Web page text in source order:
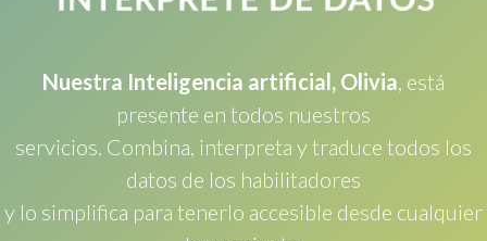
Nuestra Inteligencia artificial, Olivia, está
presente en todos nuestros
servicios. Combina, interpreta y traduce todos los
datos de los habilitadores
y lo simplifica para tenerlo accesible desde cualquier